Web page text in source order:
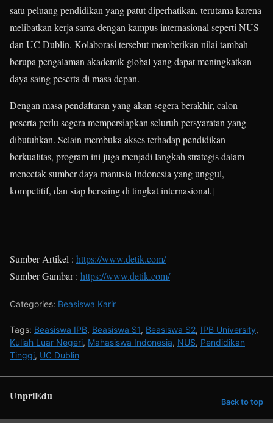
satu peluang pendidikan yang patut diperhatikan, terutama karena
melibatkan kerja sama dengan kampus internasional seperti NUS
dan UC Dublin. Kolaborasi tersebut memberikan nilai tambah
berupa pengalaman akademik global yang dapat meningkatkan
daya saing peserta di masa depan.
Dengan masa pendaftaran yang akan segera berakhir, calon
peserta perlu segera mempersiapkan seluruh persyaratan yang
dibutuhkan. Selain membuka akses terhadap pendidikan
berkualitas, program ini juga menjadi langkah strategis dalam
mencetak sumber daya manusia Indonesia yang unggul,
kompetitif, dan siap bersaing di tingkat internasional.|
Sumber Artikel : https://www.detik.com/
Sumber Gambar : https://www.detik.com/
Categories: Beasiswa Karir
Tags: Beasiswa IPB, Beasiswa S1, Beasiswa S2, IPB University,
Kuliah Luar Negeri, Mahasiswa Indonesia, NUS, Pendidikan
Tinggi, UC Dublin
UnpriEdu Back to top